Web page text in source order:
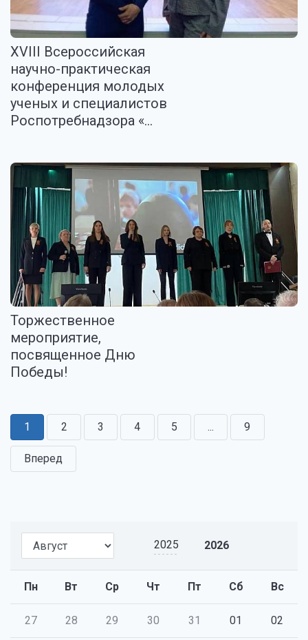
2025 2026
Пн Вт Ср Чт Пт Сб Вс
27 28 29 30 31 01 02
XVIII Всероссийская
научно-практическая
конференция молодых
ученых и специалистов
Роспотребнадзора «...
Торжественное
мероприятие,
посвященное Дню
Победы!
1 2 3 4 5 ... 9
Вперед